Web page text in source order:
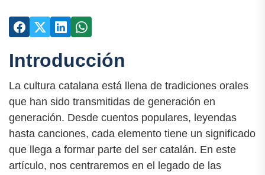
Introducción
La cultura catalana está llena de tradiciones orales
que han sido transmitidas de generación en
generación. Desde cuentos populares, leyendas
hasta canciones, cada elemento tiene un significado
que llega a formar parte del ser catalán. En este
artículo, nos centraremos en el legado de las